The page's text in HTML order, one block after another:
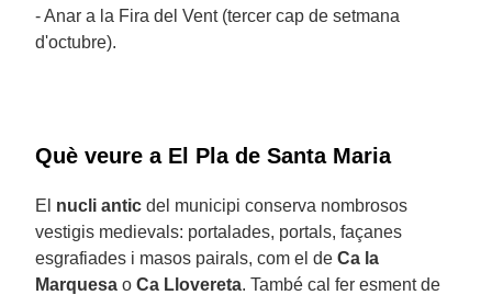
- Anar a la Fira del Vent (tercer cap de setmana
d'octubre).
Què veure a El Pla de Santa Maria
El nucli antic del municipi conserva nombrosos
vestigis medievals: portalades, portals, façanes
esgrafiades i masos pairals, com el de Ca la
Marquesa o Ca Llovereta. També cal fer esment de